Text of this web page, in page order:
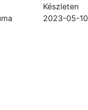
Készleten
2023-05-10